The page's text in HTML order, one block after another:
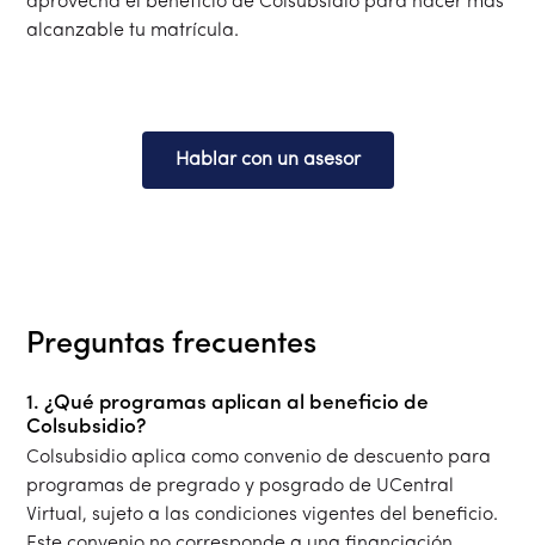
alcanzable tu matrícula.
Hablar con un asesor
Preguntas frecuentes
1. ¿Qué programas aplican al beneficio de
Colsubsidio?
Colsubsidio aplica como convenio de descuento para
programas de pregrado y posgrado de UCentral
Virtual, sujeto a las condiciones vigentes del beneficio.